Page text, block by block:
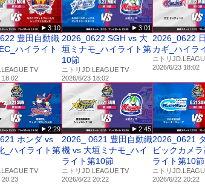
3:10
豊田自動織
ハイライト
TV
18:02
3:01
2026_0622 SGH vs 大
垣ミナモ_ハイライト第
10節
ニトリJD.LEAGUE TV
2026/6/23 18:02
2026_0622
カギ_ハイラ
ニトリ
2026/6/23 18:02
2:29
ホンダ vs
_ハイライト第
TV
20:23
2:45
2026_ 0621 豊田自動織
機 vs 大垣ミナモ_ハイ
ライト第10節
ニトリJD.LEAGUE TV
2026/6/22 20:22
2026_0621
ビックカメ
ライト第10節
ニトリ
2026/6/22 20:22